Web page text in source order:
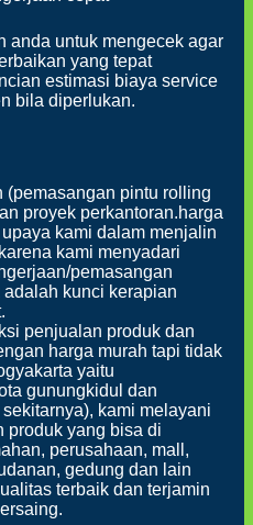
anda untuk mengecek agar
yang tepat
estimasi biaya service
bila diperlukan.
(pemasangan pintu rolling
proyek perkantoran.harga
kami dalam menjalin
kami menyadari
pemasangan
kunci kerapian
penjualan produk dan
harga murah tapi tidak
yaitu
gunungkidul dan
kami melayani
produk yang bisa di
perusahaan, mall,
gedung dan lain
terbaik dan terjamin